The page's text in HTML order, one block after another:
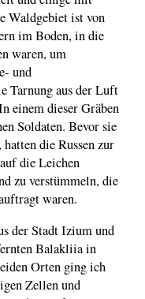
Waldgebiet ist von
im Boden, in die
waren, um
und
Tarnung aus der Luft
einem dieser Gräben
Soldaten. Bevor sie
die Russen zur
die Leichen
zu verstümmeln, die
waren.
der Stadt Izium und
Balakliia in
Orten ging ich
Zellen und